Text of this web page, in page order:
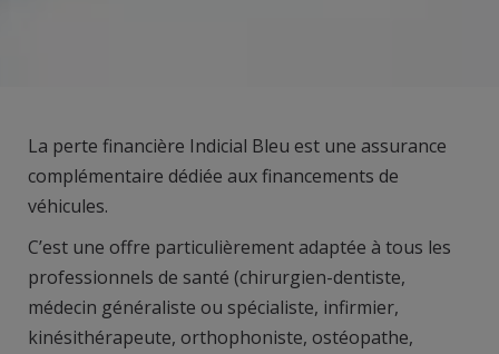
La perte financière Indicial Bleu est une assurance
complémentaire dédiée aux financements de
véhicules.
C’est une offre particulièrement adaptée à tous les
professionnels de santé (chirurgien-dentiste,
médecin généraliste ou spécialiste, infirmier,
kinésithérapeute, orthophoniste, ostéopathe,